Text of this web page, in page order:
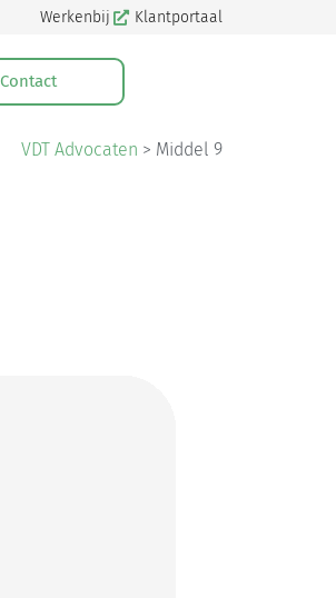
Werkenbij Klantportaal
Contact
VDT Advocaten > Middel 9